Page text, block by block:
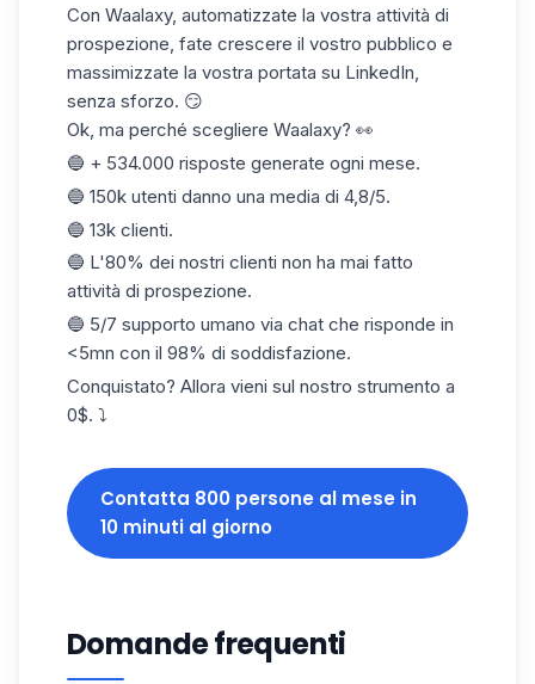
Con Waalaxy, automatizzate la vostra attività di
prospezione, fate crescere il vostro pubblico e
massimizzate la vostra portata su LinkedIn,
senza sforzo. 😏
Ok, ma perché scegliere Waalaxy? 👀
🔵 + 534.000 risposte generate ogni mese.
🔵 150k utenti danno una media di 4,8/5.
🔵 13k clienti.
🔵 L'80% dei nostri clienti non ha mai fatto
attività di prospezione.
🔵 5/7 supporto umano via chat che risponde in
<5mn con il 98% di soddisfazione.
Conquistato? Allora vieni sul nostro strumento a
0$. ⤵️
Contatta 800 persone al mese in
10 minuti al giorno
Domande frequenti